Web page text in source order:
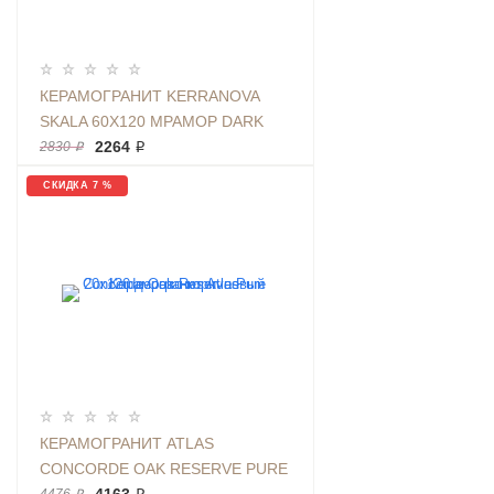
КЕРАМОГРАНИТ KERRANOVA
SKALA 60Х120 МРАМОР DARK
GREY | ФОН K-
2203/MR/600X1200X11
2830 ₽ 2264 ₽
СКИДКА 7 %
КЕРАМОГРАНИТ ATLAS
CONCORDE OAK RESERVE PURE